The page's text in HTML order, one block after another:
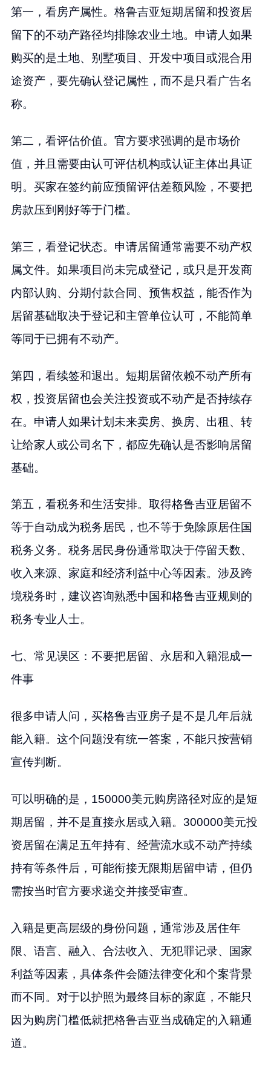
第一，看房产属性。格鲁吉亚短期居留和投资居
留下的不动产路径均排除农业土地。申请人如果
购买的是土地、别墅项目、开发中项目或混合用
途资产，要先确认登记属性，而不是只看广告名
称。
第二，看评估价值。官方要求强调的是市场价
值，并且需要由认可评估机构或认证主体出具证
明。买家在签约前应预留评估差额风险，不要把
房款压到刚好等于门槛。
第三，看登记状态。申请居留通常需要不动产权
属文件。如果项目尚未完成登记，或只是开发商
内部认购、分期付款合同、预售权益，能否作为
居留基础取决于登记和主管单位认可，不能简单
等同于已拥有不动产。
第四，看续签和退出。短期居留依赖不动产所有
权，投资居留也会关注投资或不动产是否持续存
在。申请人如果计划未来卖房、换房、出租、转
让给家人或公司名下，都应先确认是否影响居留
基础。
第五，看税务和生活安排。取得格鲁吉亚居留不
等于自动成为税务居民，也不等于免除原居住国
税务义务。税务居民身份通常取决于停留天数、
收入来源、家庭和经济利益中心等因素。涉及跨
境税务时，建议咨询熟悉中国和格鲁吉亚规则的
税务专业人士。
七、常见误区：不要把居留、永居和入籍混成一
件事
很多申请人问，买格鲁吉亚房子是不是几年后就
能入籍。这个问题没有统一答案，不能只按营销
宣传判断。
可以明确的是，150000美元购房路径对应的是短
期居留，并不是直接永居或入籍。300000美元投
资居留在满足五年持有、经营流水或不动产持续
持有等条件后，可能衔接无限期居留申请，但仍
需按当时官方要求递交并接受审查。
入籍是更高层级的身份问题，通常涉及居住年
限、语言、融入、合法收入、无犯罪记录、国家
利益等因素，具体条件会随法律变化和个案背景
而不同。对于以护照为最终目标的家庭，不能只
因为购房门槛低就把格鲁吉亚当成确定的入籍通
道。